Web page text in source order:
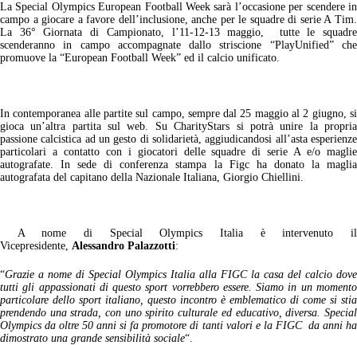
La Special Olympics European Football Week sarà l’occasione per scendere in
campo a giocare a favore dell’inclusione, anche per le squadre di serie A Tim.
La 36° Giornata di Campionato, l’11-12-13 maggio, tutte le squadre
scenderanno in campo accompagnate dallo striscione “PlayUnified” che
promuove la “European Football Week” ed il calcio unificato.
In contemporanea alle partite sul campo, sempre dal 25 maggio al 2 giugno, si
gioca un’altra partita sul web. Su CharityStars si potrà unire la propria
passione calcistica ad un gesto di solidarietà, aggiudicandosi all’asta esperienze
particolari a contatto con i giocatori delle squadre di serie A e/o maglie
autografate. In sede di conferenza stampa la Figc ha donato la maglia
autografata del capitano della Nazionale Italiana, Giorgio Chiellini.
A nome di Special Olympics Italia è intervenuto il
Vicepresidente, Alessandro Palazzotti:
“Grazie a nome di Special Olympics Italia alla FIGC la casa del calcio dove
tutti gli appassionati di questo sport vorrebbero essere. Siamo in un momento
particolare dello sport italiano, questo incontro è emblematico di come si stia
prendendo una strada, con uno spirito culturale ed educativo, diversa. Special
Olympics da oltre 50 anni si fa promotore di tanti valori e la FIGC da anni ha
dimostrato una grande sensibilità sociale“.